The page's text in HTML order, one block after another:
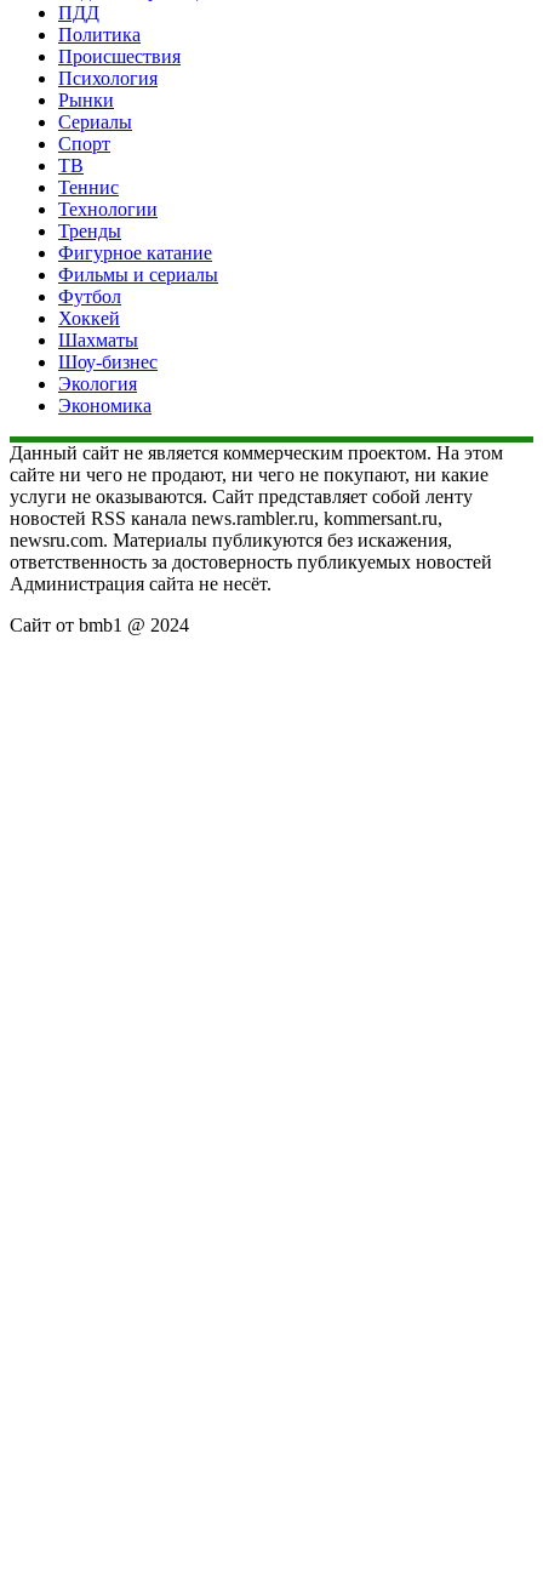
ПДД
Политика
Происшествия
Психология
Рынки
Сериалы
Спорт
ТВ
Теннис
Технологии
Тренды
Фигурное катание
Фильмы и сериалы
Футбол
Хоккей
Шахматы
Шоу-бизнес
Экология
Экономика
Данный сайт не является коммерческим проектом. На этом
сайте ни чего не продают, ни чего не покупают, ни какие
услуги не оказываются. Сайт представляет собой ленту
новостей RSS канала news.rambler.ru, kommersant.ru,
newsru.com. Материалы публикуются без искажения,
ответственность за достоверность публикуемых новостей
Администрация сайта не несёт.
Сайт от bmb1 @ 2024